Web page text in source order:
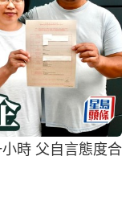
時 父自言態度合